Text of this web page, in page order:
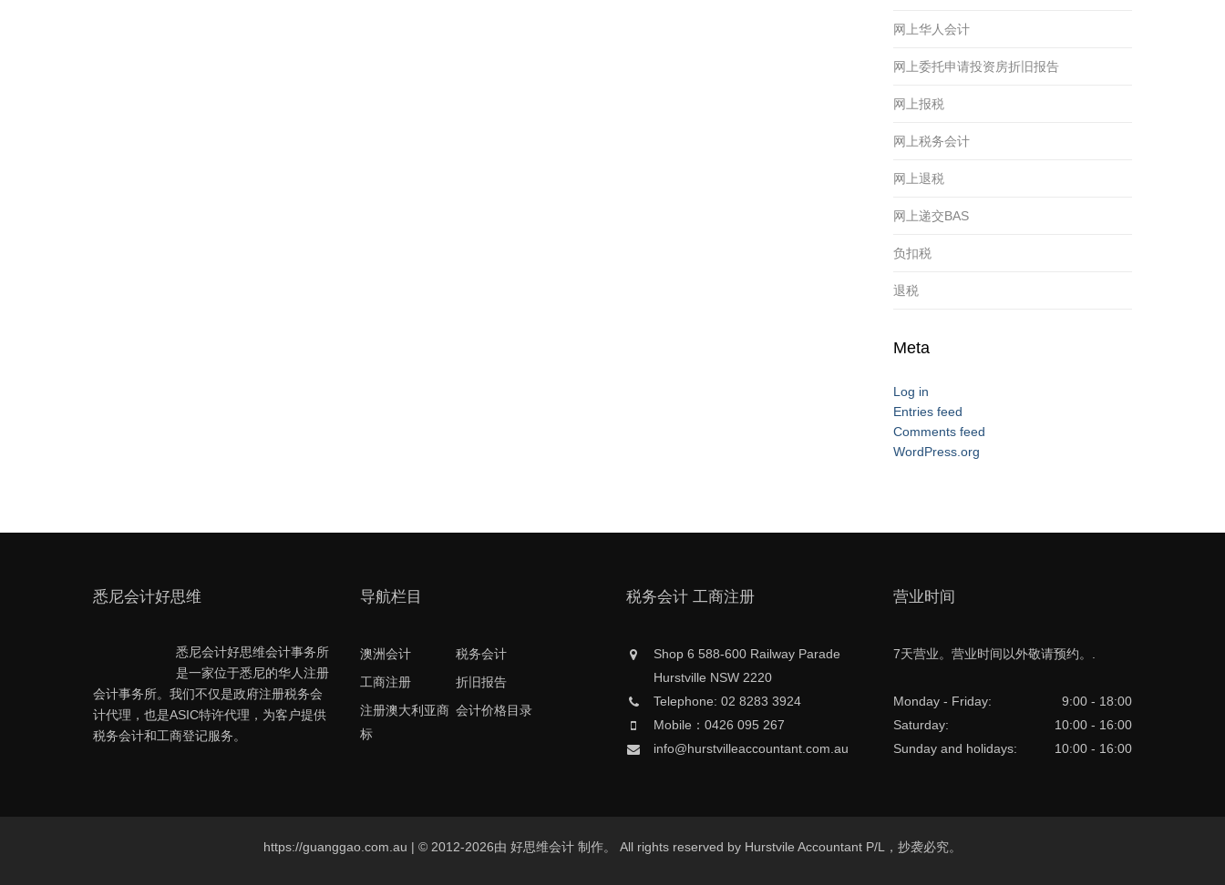
网上华人会计
网上委托申请投资房折旧报告
网上报税
网上税务会计
网上退税
网上递交BAS
负扣税
退税
Meta
Log in
Entries feed
Comments feed
WordPress.org
悉尼会计好思维
悉尼会计好思维会计事务所
是一家位于悉尼的华人注册
会计事务所。我们不仅是政府注册税务会
计代理，也是ASIC特许代理，为客户提供
税务会计和工商登记服务。
导航栏目
澳洲会计
税务会计
工商注册
折旧报告
注册澳大利亚商
标
会计价格目录
税务会计 工商注册
Shop 6 588-600 Railway Parade
Hurstville NSW 2220
Telephone: 02 8283 3924
Mobile：0426 095 267
info@hurstvilleaccountant.com.au
营业时间
7天营业。营业时间以外敬请预约。.
Monday - Friday:
9:00 - 18:00
Saturday:
10:00 - 16:00
Sunday and holidays:
10:00 - 16:00
https://guanggao.com.au | © 2012-2026由 好思维会计 制作。 All rights reserved by Hurstvile Accountant P/L，抄袭必究。